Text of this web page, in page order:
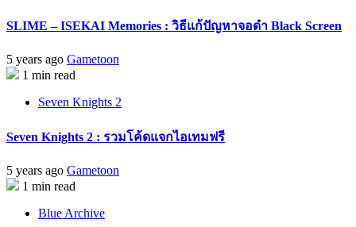
SLIME – ISEKAI Memories : วิธีแก้ปัญหาจอดำ Black Screen
5 years ago Gametoon
1 min read
Seven Knights 2
Seven Knights 2 : รวมโค้ดแจกไอเทมฟรี
5 years ago Gametoon
1 min read
Blue Archive